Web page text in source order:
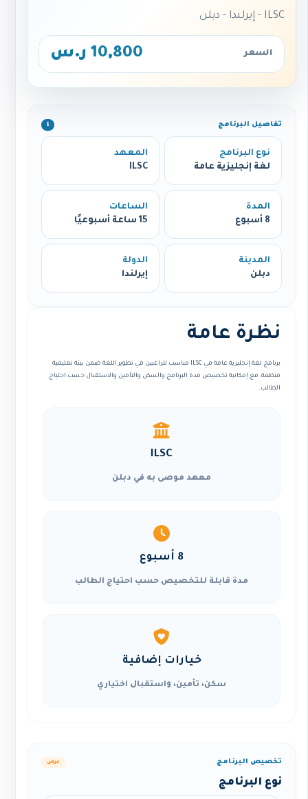
ILSC - إيرلندا - دبلن
السعر 10,800 ر.س
تفاصيل البرنامج ℹ️
نوع البرنامج
لغة إنجليزية عامة
المعهد
ILSC
المدة
8 أسبوع
الساعات
15 ساعة أسبوعيًا
المدينة
دبلن
الدولة
إيرلندا
نظرة عامة
برنامج لغة إنجليزية عامة في ILSC مناسب للراغبين في تطوير اللغة ضمن بيئة تعليمية
منظمة، مع إمكانية تخصيص مدة البرنامج والسكن والتأمين والاستقبال حسب احتياج
الطالب.
ILSC
معهد موصى به في دبلن
8 أسبوع
مدة قابلة للتخصيص حسب احتياج الطالب
خيارات إضافية
سكن، تأمين، واستقبال اختياري
تخصيص البرنامج عرض
نوع البرنامج